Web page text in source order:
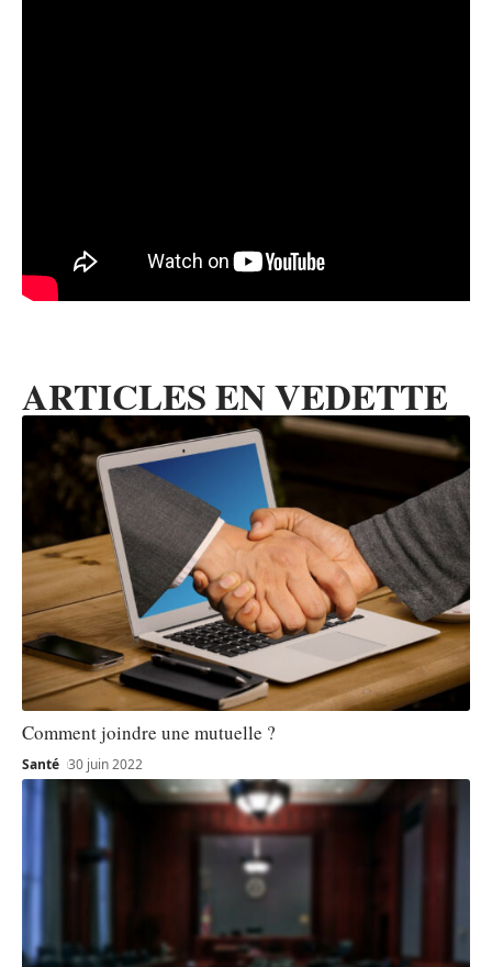
ARTICLES EN VEDETTE
Comment joindre une mutuelle ?
Santé 30 juin 2022